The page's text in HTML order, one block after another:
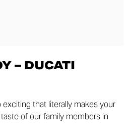
– DUCATI
that literally makes your
of our family members in